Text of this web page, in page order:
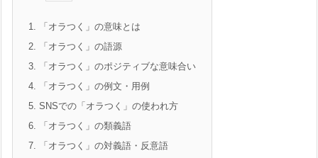
1. 「オラつく」の意味とは
2. 「オラつく」の語源
3. 「オラつく」のポジティブな意味合い
4. 「オラつく」の例文・用例
5. SNSでの「オラつく」の使われ方
6. 「オラつく」の類義語
7. 「オラつく」の対義語・反意語